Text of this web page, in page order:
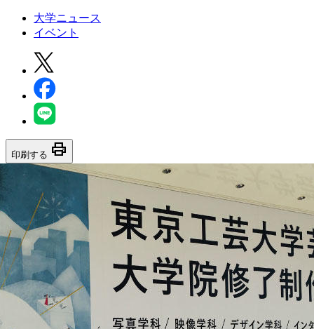
大学ニュース
イベント
印刷する print